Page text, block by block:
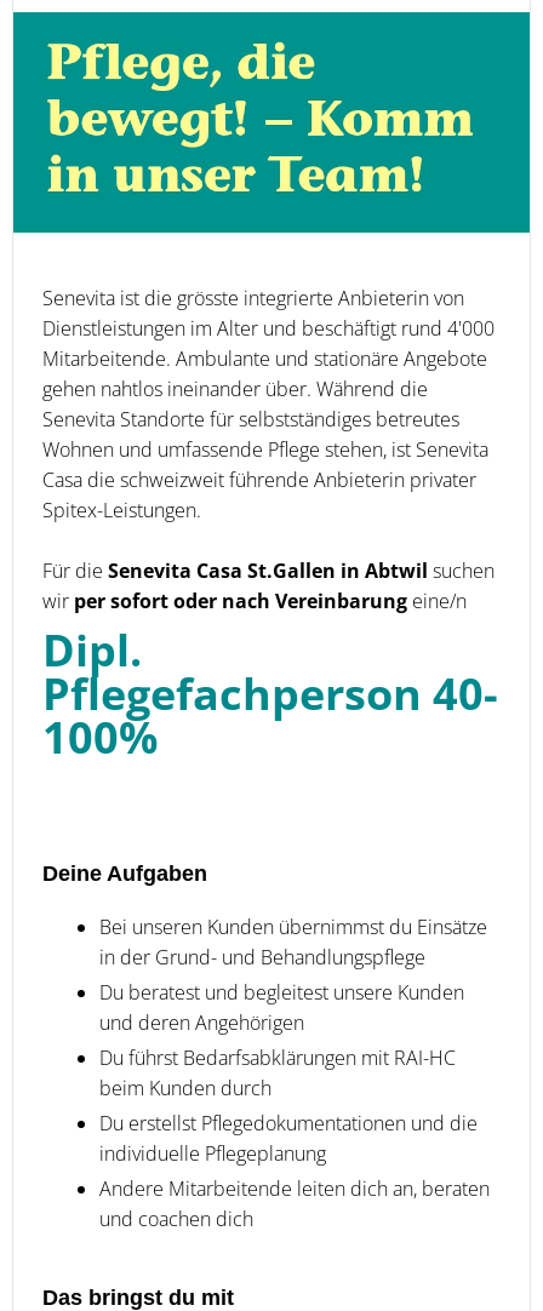
Senevita ist die grösste integrierte Anbieterin von
Dienstleistungen im Alter und beschäftigt rund 4'000
Mitarbeitende. Ambulante und stationäre Angebote
gehen nahtlos ineinander über. Während die
Senevita Standorte für selbstständiges betreutes
Wohnen und umfassende Pflege stehen, ist Senevita
Casa die schweizweit führende Anbieterin privater
Spitex-Leistungen.
Für die Senevita Casa St.Gallen in Abtwil suchen
wir per sofort oder nach Vereinbarung eine/n
Dipl.
Pflegefachperson 40-
100%
Deine Aufgaben
Bei unseren Kunden übernimmst du Einsätze
in der Grund- und Behandlungspflege
Du beratest und begleitest unsere Kunden
und deren Angehörigen
Du führst Bedarfsabklärungen mit RAI-HC
beim Kunden durch
Du erstellst Pflegedokumentationen und die
individuelle Pflegeplanung
Andere Mitarbeitende leiten dich an, beraten
und coachen dich
Das bringst du mit